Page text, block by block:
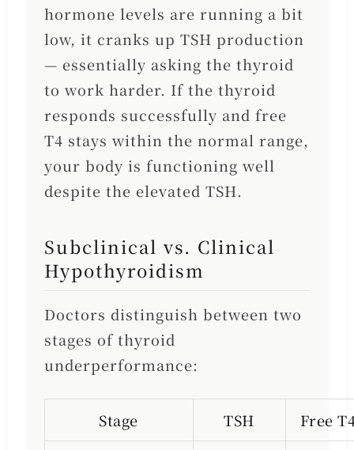
hormone levels are running a bit
low, it cranks up TSH production
— essentially asking the thyroid
to work harder. If the thyroid
responds successfully and free
T4 stays within the normal range,
your body is functioning well
despite the elevated TSH.
Subclinical vs. Clinical
Hypothyroidism
Doctors distinguish between two
stages of thyroid
underperformance:
Stage TSH Free